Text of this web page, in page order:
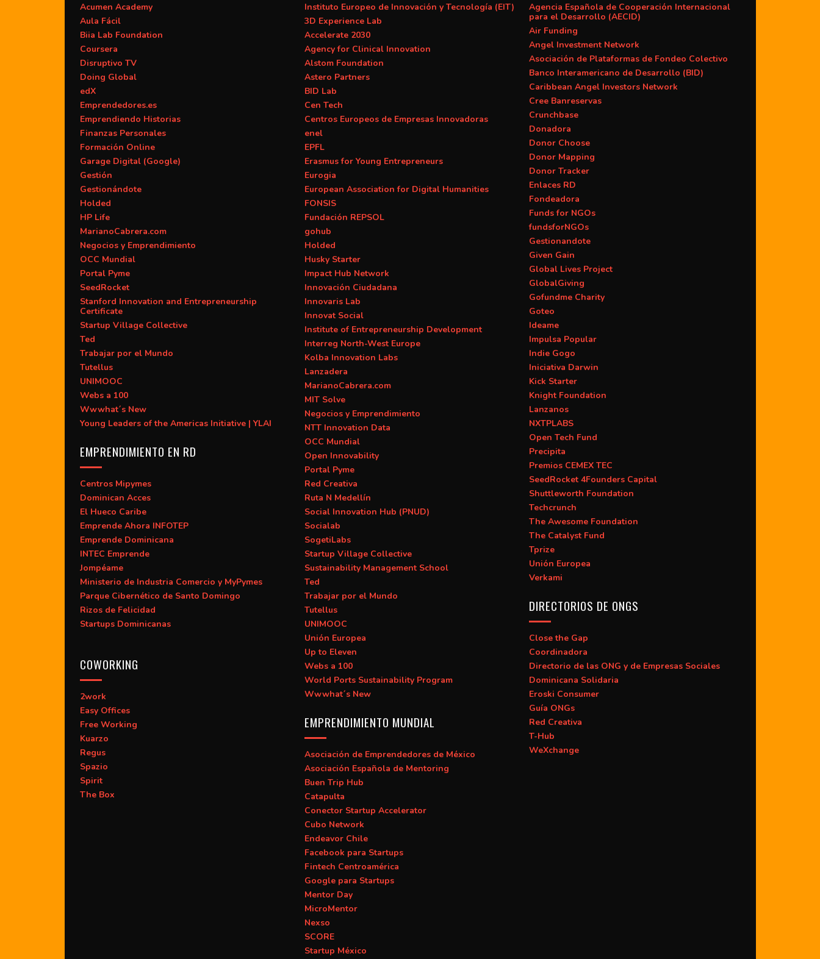
Acumen Academy
Aula Fácil
Biia Lab Foundation
Coursera
Disruptivo TV
Doing Global
edX
Emprendedores.es
Emprendiendo Historias
Finanzas Personales
Formación Online
Garage Digital (Google)
Gestión
Gestionándote
Holded
HP Life
MarianoCabrera.com
Negocios y Emprendimiento
OCC Mundial
Portal Pyme
SeedRocket
Stanford Innovation and Entrepreneurship
Certificate
Startup Village Collective
Ted
Trabajar por el Mundo
Tutellus
UNIMOOC
Webs a 100
Wwwhat´s New
Young Leaders of the Americas Initiative | YLAI
EMPRENDIMIENTO EN RD
Centros Mipymes
Dominican Acces
El Hueco Caribe
Emprende Ahora INFOTEP
Emprende Dominicana
INTEC Emprende
Jompéame
Ministerio de Industria Comercio y MyPymes
Parque Cibernético de Santo Domingo
Rizos de Felicidad
Startups Dominicanas
COWORKING
2work
Easy Offices
Free Working
Kuarzo
Regus
Spazio
Spirit
The Box
Instituto Europeo de Innovación y Tecnología (EIT)
3D Experience Lab
Accelerate 2030
Agency for Clinical Innovation
Alstom Foundation
Astero Partners
BID Lab
Cen Tech
Centros Europeos de Empresas Innovadoras
enel
EPFL
Erasmus for Young Entrepreneurs
Eurogia
European Association for Digital Humanities
FONSIS
Fundación REPSOL
gohub
Holded
Husky Starter
Impact Hub Network
Innovación Ciudadana
Innovaris Lab
Innovat Social
Institute of Entrepreneurship Development
Interreg North-West Europe
Kolba Innovation Labs
Lanzadera
MarianoCabrera.com
MIT Solve
Negocios y Emprendimiento
NTT Innovation Data
OCC Mundial
Open Innovability
Portal Pyme
Red Creativa
Ruta N Medellín
Social Innovation Hub (PNUD)
Socialab
SogetiLabs
Startup Village Collective
Sustainability Management School
Ted
Trabajar por el Mundo
Tutellus
UNIMOOC
Unión Europea
Up to Eleven
Webs a 100
World Ports Sustainability Program
Wwwhat´s New
EMPRENDIMIENTO MUNDIAL
Asociación de Emprendedores de México
Asociación Española de Mentoring
Buen Trip Hub
Catapulta
Conector Startup Accelerator
Cubo Network
Endeavor Chile
Facebook para Startups
Fintech Centroamérica
Google para Startups
Mentor Day
MicroMentor
Nexso
SCORE
Startup México
Agencia Española de Cooperación Internacional
para el Desarrollo (AECID)
Air Funding
Angel Investment Network
Asociación de Plataformas de Fondeo Colectivo
Banco Interamericano de Desarrollo (BID)
Caribbean Angel Investors Network
Cree Banreservas
Crunchbase
Donadora
Donor Choose
Donor Mapping
Donor Tracker
Enlaces RD
Fondeadora
Funds for NGOs
fundsforNGOs
Gestionandote
Given Gain
Global Lives Project
GlobalGiving
Gofundme Charity
Goteo
Ideame
Impulsa Popular
Indie Gogo
Iniciativa Darwin
Kick Starter
Knight Foundation
Lanzanos
NXTPLABS
Open Tech Fund
Precipita
Premios CEMEX TEC
SeedRocket 4Founders Capital
Shuttleworth Foundation
Techcrunch
The Awesome Foundation
The Catalyst Fund
Tprize
Unión Europea
Verkami
DIRECTORIOS DE ONGS
Close the Gap
Coordinadora
Directorio de las ONG y de Empresas Sociales
Dominicana Solidaria
Eroski Consumer
Guía ONGs
Red Creativa
T-Hub
WeXchange